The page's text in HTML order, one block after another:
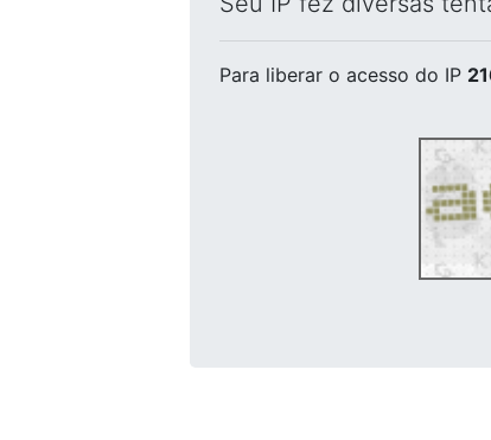
Para liberar o acesso do IP